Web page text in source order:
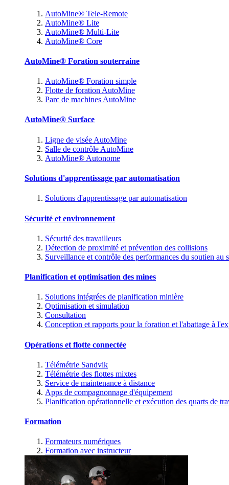
AutoMine® Tele-Remote
AutoMine® Lite
AutoMine® Multi-Lite
AutoMine® Core
AutoMine® Foration souterraine
AutoMine® Foration simple
Flotte de foration AutoMine
Parc de machines AutoMine
AutoMine® Surface
Ligne de visée AutoMine
Salle de contrôle AutoMine
AutoMine® Autonome
Solutions d'apprentissage par automatisation
Solutions d'apprentissage par automatisation
Sécurité et environnement
Sécurité des travailleurs
Détection de proximité et prévention des collisions
Surveillance et contrôle des performances du soutien au
Planification et optimisation des mines
Solutions intégrées de planification minière
Optimisation et simulation
Consultation
Conception et rapports pour la foration et l'abattage à
Opérations et flotte connectée
Télémétrie Sandvik
Télémétrie des flottes mixtes
Service de maintenance à distance
Apps de compagnonnage d'équipement
Planification opérationnelle et exécution des quarts de
Formation
Formateurs numériques
Formation avec instructeur